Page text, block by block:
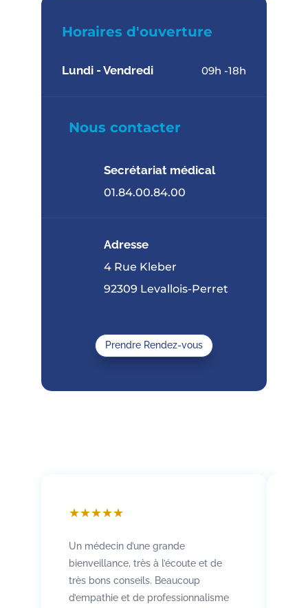
Horaires d'ouverture
Lundi - Vendredi 09h -18h
Nous contacter
Secrétariat médical
01.84.00.84.00
Adresse
4 Rue Kleber
92309 Levallois-Perret
Prendre Rendez-vous
★★★★★
Un médecin d’une grande
bienveillance, très à l’écoute et de
très bons conseils. Beaucoup
d’empathie et de professionnalisme